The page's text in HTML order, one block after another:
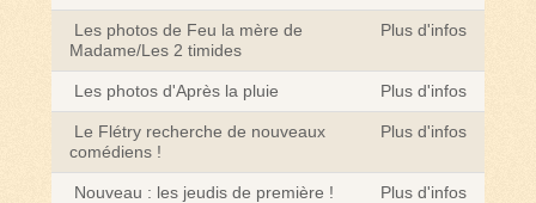
Les photos de Feu la mère de
Madame/Les 2 timides
Plus d'infos
Les photos d'Après la pluie Plus d'infos
Le Flétry recherche de nouveaux
comédiens !
Plus d'infos
Nouveau : les jeudis de première ! Plus d'infos